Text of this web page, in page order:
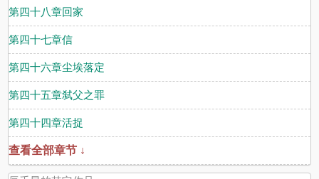
第四十八章回家
第四十七章信
第四十六章尘埃落定
第四十五章弑父之罪
第四十四章活捉
查看全部章节 ↓